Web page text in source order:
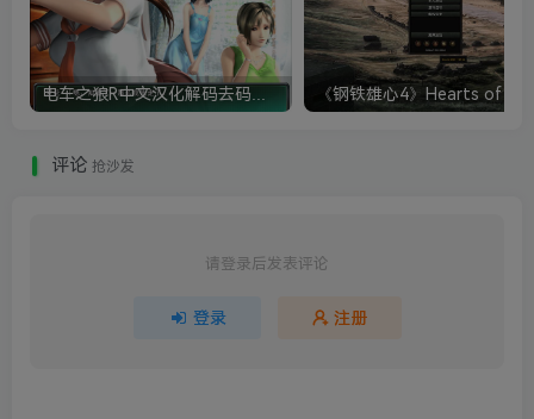
评论 抢沙发
请登录后发表评论
登录 注册